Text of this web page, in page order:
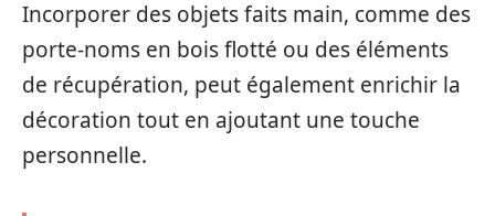
Incorporer des objets faits main, comme des
porte-noms en bois flotté ou des éléments
de récupération, peut également enrichir la
décoration tout en ajoutant une touche
personnelle.